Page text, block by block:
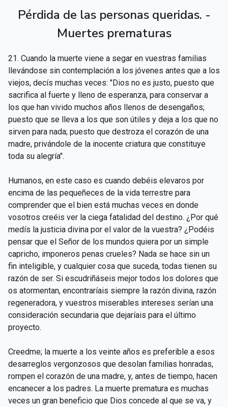
CAPÍTULO XXI - Habrá falsos Cristos y falsos
profetas
▸
CAPÍTULO XXII - No separéis lo que Dios ha unido
CAPÍTULO XXIII - Moral extraña ▸
CAPÍTULO XXIV - No pongáis la lámpara debajo del
celemín
CAPÍTULO XXVI - Dad gratuitamente lo que recibís
gratuitamente
CAPÍTULO XXVII - Pedid y se os dará ▸
CAPÍTULO XXVIII - Colección de oraciones
espiritistas
Pérdida de las personas queridas. -
Muertes prematuras
21. Cuando la muerte viene a segar en vuestras familias
llevándose sin contemplación a los jóvenes antes que a los
viejos, decís muchas veces: "Dios no es justo, puesto que
sacrifica al fuerte y lleno de esperanza, para conservar a
los que han vivido muchos años llenos de desengaños;
puesto que se lleva a los que son útiles y deja a los que no
sirven para nada; puesto que destroza el corazón de una
madre, privándole de la inocente criatura que constituye
toda su alegría".
Humanos, en este caso es cuando debéis elevaros por
encima de las pequeñeces de la vida terrestre para
comprender que el bien está muchas veces en donde
vosotros creéis ver la ciega fatalidad del destino. ¿Por qué
medís la justicia divina por el valor de la vuestra? ¿Podéis
pensar que el Señor de los mundos quiera por un simple
capricho, imponeros penas crueles? Nada se hace sin un
fin inteligible, y cualquier cosa que suceda, todas tienen su
razón de ser. Si escudriñáseis mejor todos los dolores que
os atormentan, encontraríais siempre la razón divina, razón
regeneradora, y vuestros miserables intereses serían una
consideración secundaria que dejaríais para el último
proyecto.
Creedme; la muerte a los veinte años es preferible a esos
desarreglos vergonzosos que desolan familias honradas,
rompen el corazón de una madre, y, antes de tiempo, hacen
encanecer a los padres. La muerte prematura es muchas
veces un gran beneficio que Dios concede al que se va, y